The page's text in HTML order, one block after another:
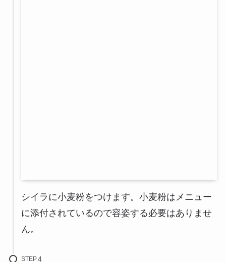
シイラに小麦粉をつけます。小麦粉はメニュー
に添付されているので容姿する必要はありませ
ん。
STEP